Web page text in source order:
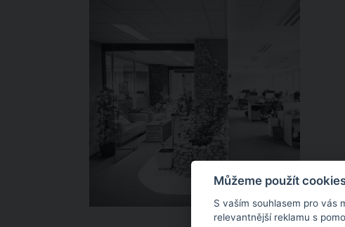
Můžeme použít
S vaším souhlasem pro vás
relevantnější reklamu s